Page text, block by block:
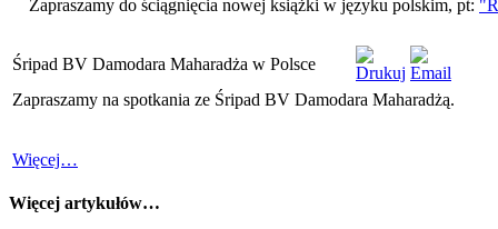
Zapraszamy do ściągnięcia nowej książki w języku polskim, pt:
Śripad BV Damodara Maharadża w Polsce
Zapraszamy na spotkania ze Śripad BV Damodara Maharadżą.
Więcej…
Więcej artykułów…